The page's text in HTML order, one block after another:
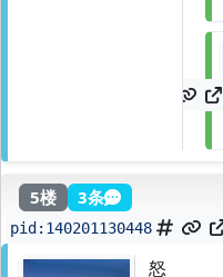
5楼 3条
pid: 140201130448
怒